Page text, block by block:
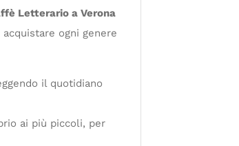
Letterario a Verona
ogni genere
il quotidiano
ai più piccoli, per